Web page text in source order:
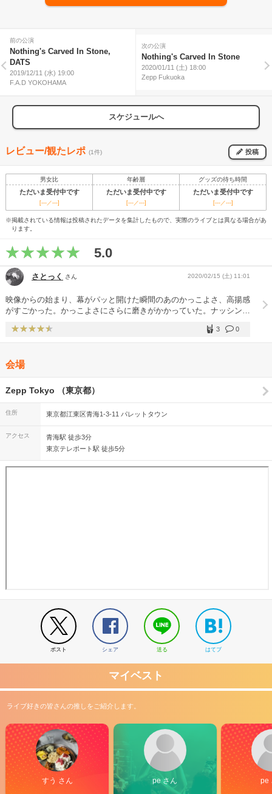
前の公演
Nothing's Carved In Stone,
DATS
2019/12/11 (水) 19:00
F.A.D YOKOHAMA
次の公演
Nothing's Carved In Stone
2020/01/11 (土) 18:00
Zepp Fukuoka
スケジュールへ
レビュー/観たレポ (1件) 投稿
男女比 年齢層 グッズの待ち時間
ただいま受付中です ただいま受付中です ただいま受付中です
[---／---] [---／---] [---／---]
※掲載されている情報は投稿されたデータを集計したもので、実際のライブとは異なる場合があ
ります。
5.0
さとっく さん 2020/02/15 (土) 11:01
映像からの始まり、幕がパッと開けた瞬間のあのかっこよさ、高揚感
がすごかった。かっこよさにさらに磨きがかかっていた。ナッシング
んとも心地良かったです。個人的にはライブ初めだったので、良い幕
開けになりました。
0
3
会場
Zepp Tokyo （東京都）
住所 東京都江東区青海1-3-11 パレットタウン
アクセス
青海駅 徒歩3分
東京テレポート駅 徒歩5分
ポスト シェア 送る はてブ
マイベスト
ライブ好きの皆さんの推しをご紹介します。
すう さん pe さん pe